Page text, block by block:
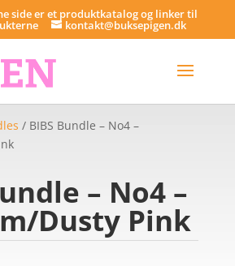
side er et produktkatalog og linker til
kontakt@buksepigen.dk
/ BIBS Bundle – No4 –
– No4 –
Dusty Pink